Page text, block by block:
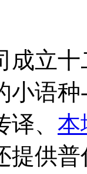
成立
小语
、 本
提供